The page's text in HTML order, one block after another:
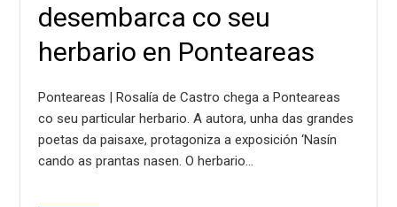
desembarca co seu
herbario en Ponteareas
Ponteareas | Rosalía de Castro chega a Ponteareas
co seu particular herbario. A autora, unha das grandes
poetas da paisaxe, protagoniza a exposición ‘Nasín
cando as prantas nasen. O herbario…